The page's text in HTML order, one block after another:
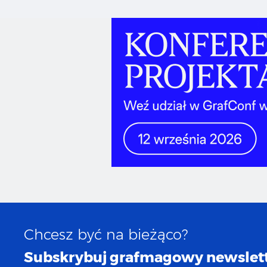
Chcesz być na bieżąco?
Subskrybuj grafmagowy